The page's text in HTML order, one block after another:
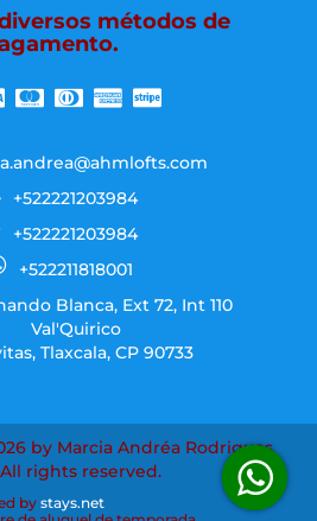
métodos de
+522221203984
+522221203984
+522211818001
Blanca, Ext 72, Int 110
Val'Quirico
Tlaxcala, CP 90733
by Marcia Andréa Rodrigues
rights reserved.
bystays.net